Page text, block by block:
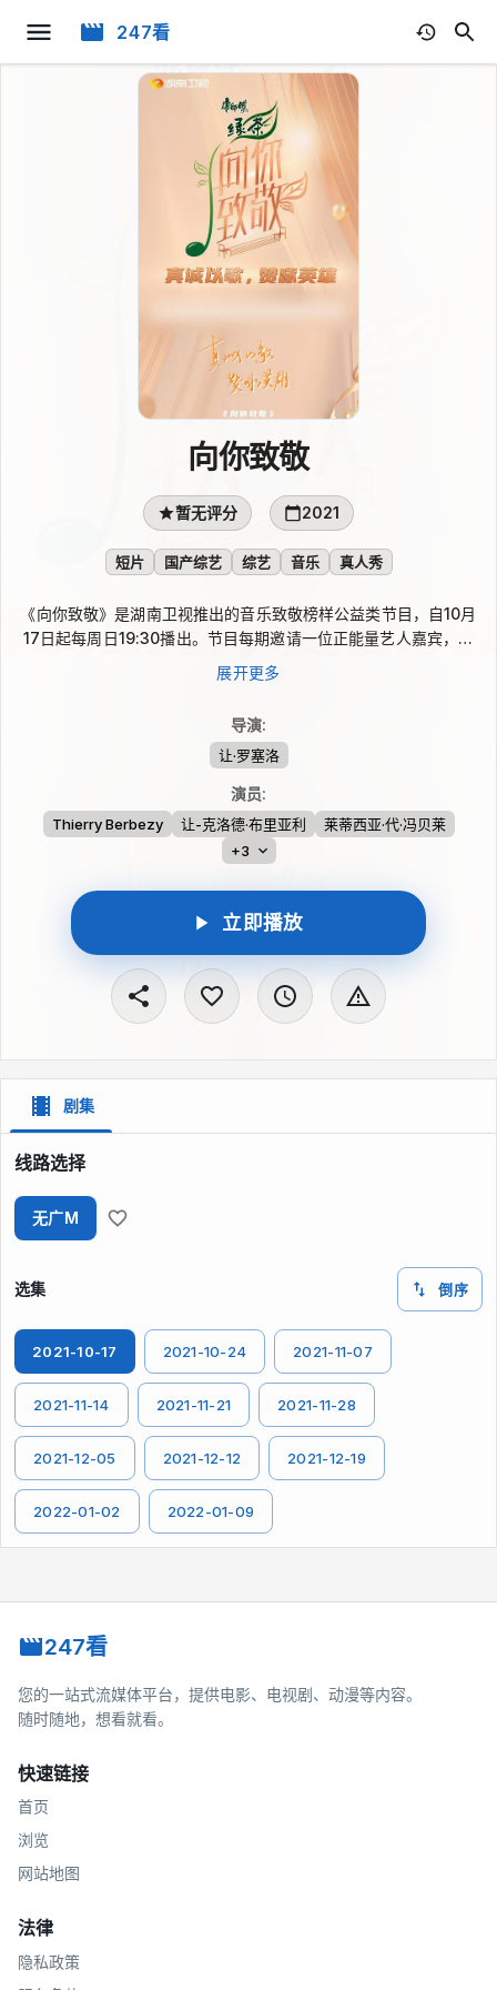
247看
向你致敬
暂无评分 2021
短片 国产综艺 综艺 音乐 真人秀
《向你致敬》是湖南卫视推出的音乐致敬榜样公益类节目，自10月
17日起每周日19:30播出。节目每期邀请一位正能量艺人嘉宾，以
献唱的方式代表自己和大众向时代英模表达敬意。可可西里守护
者、扎根大山的80后山村教师、消防救援人员、扫黑英雄与雪域
的无声力量。
展开更多
导演:
让·罗塞洛
演员:
Thierry Berbezy 让-克洛德·布里亚利
莱蒂西亚·代·冯贝莱
+3
立即播放
剧集
线路选择
无广M
选集 倒序
2021-10-17 2021-10-24 2021-11-07
2021-11-14 2021-11-21 2021-11-28
2021-12-05 2021-12-12 2021-12-19
2022-01-02 2022-01-09
247看
您的一站式流媒体平台，提供电影、电视剧、动漫等内容。
随时随地，想看就看。
快速链接
首页
浏览
网站地图
法律
隐私政策